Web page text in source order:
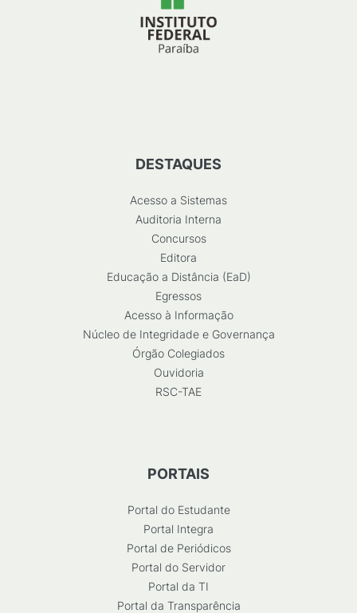
DESTAQUES
Acesso a Sistemas
Auditoria Interna
Concursos
Editora
Educação a Distância (EaD)
Egressos
Acesso à Informação
Núcleo de Integridade e Governança
Órgão Colegiados
Ouvidoria
RSC-TAE
PORTAIS
Portal do Estudante
Portal Integra
Portal de Periódicos
Portal do Servidor
Portal da TI
Portal da Transparência